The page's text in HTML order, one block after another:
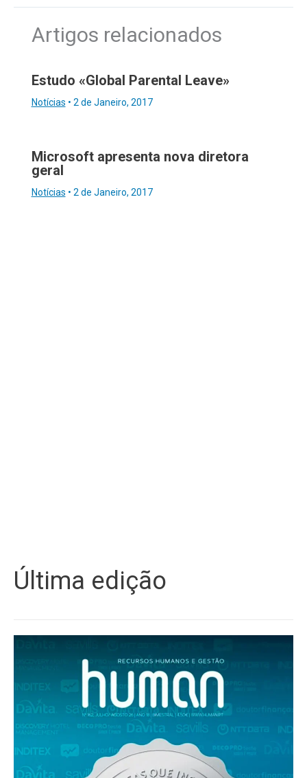
Artigos relacionados
Estudo «Global Parental Leave»
Notícias • 2 de Janeiro, 2017
Microsoft apresenta nova diretora
geral
Notícias • 2 de Janeiro, 2017
Última edição